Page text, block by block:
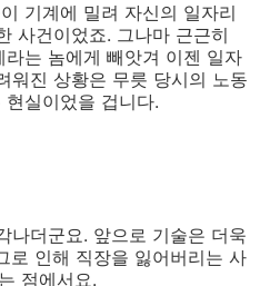
기계에 밀려 자신의 일자리
사건이었죠. 그나마 근근히
는 놈에게 빼앗겨 이젠 일자
워진 상황은 무릇 당시의 노동
실이었을 겁니다.
나더군요. 앞으로 기술은 더욱
로 인해 직장을 잃어버리는 사
점에서요.